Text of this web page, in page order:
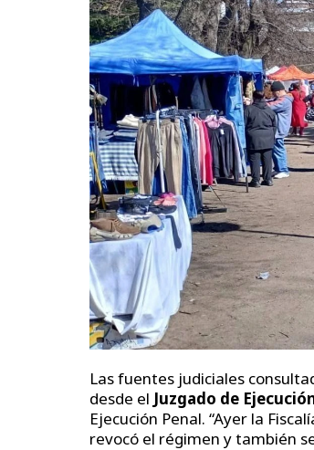
Las fuentes judiciales
desde el Juzgado de
Ejecución Penal. “Ayer la
revocó el régimen y también